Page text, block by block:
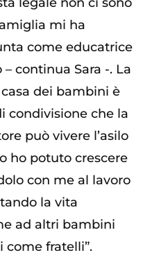
mi ha
come educatrice
continua Sara -. La
dei bambini è
condivisione che la
può vivere l’asilo
ho potuto crescere
con me al lavoro
la vita
ad altri bambini
come fratelli”.